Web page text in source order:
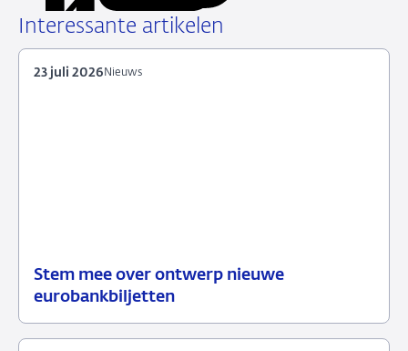
LinkedIn
X
Facebook
e-
Interessante artikelen
Stem mee over ontwerp nieuwe
eurobankbiljetten
23
Nieuws
Nieuws
23 juli 2026